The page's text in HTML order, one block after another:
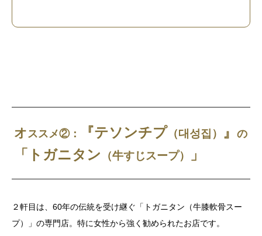
オススメ②： 『テソンチプ （대성집 ） 』の
「トガニタン （牛すじスープ） 」
２軒目は、60年の伝統を受け継ぐ「トガニタン（牛膝軟骨スー
プ）」の専門店。特に女性から強く勧められたお店です。